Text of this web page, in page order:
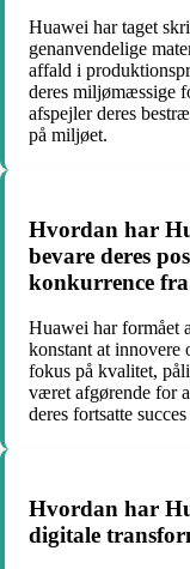
Huawei har taget
genanvendelige
affald i
deres miljømæssige
afspejler deres
på miljøet.
Hvordan har
bevare deres
konkurrence
Huawei har formået
konstant at innovere
fokus på kvalitet,
været afgørende for
deres fortsatte
Hvordan har
digitale